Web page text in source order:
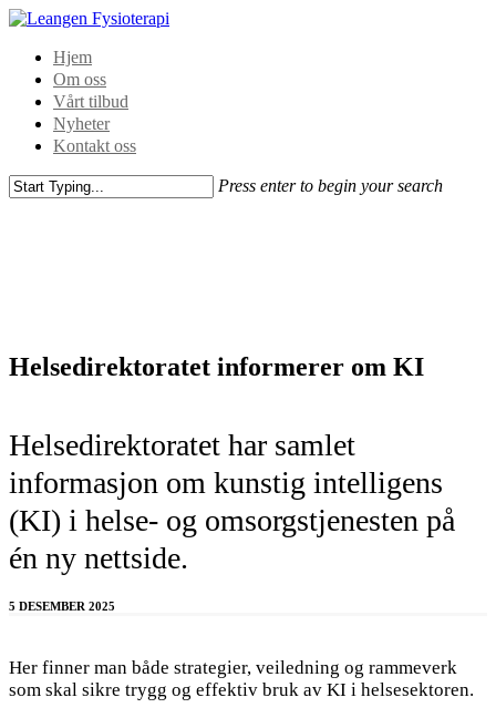
Hjem
Om oss
Vårt tilbud
Nyheter
Kontakt oss
Press enter to begin your search
Helsedirektoratet informerer om KI
Helsedirektoratet har samlet
informasjon om kunstig intelligens
(KI) i helse- og omsorgstjenesten på
én ny nettside.
5 DESEMBER 2025
Her finner man både strategier, veiledning og rammeverk
som skal sikre trygg og effektiv bruk av KI i helsesektoren.